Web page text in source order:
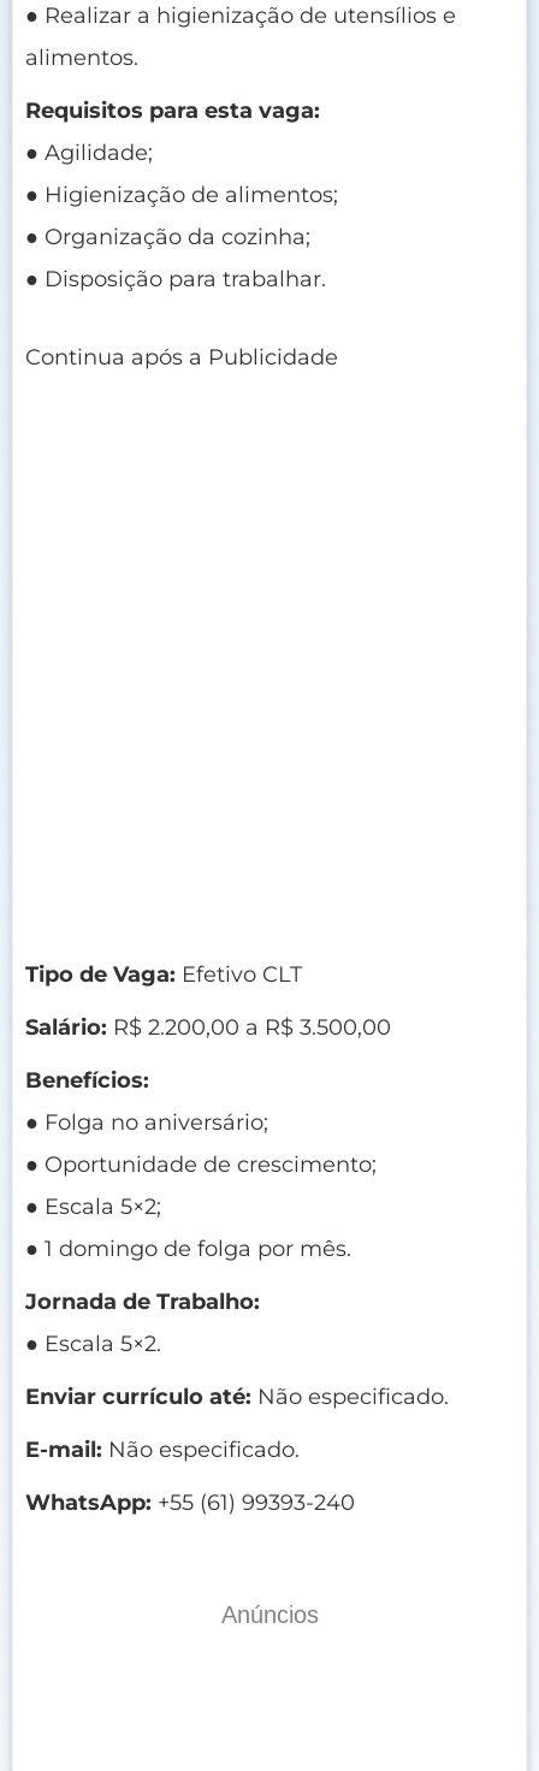
● Realizar a higienização de utensílios e
alimentos.
Requisitos para esta vaga:
● Agilidade;
● Higienização de alimentos;
● Organização da cozinha;
● Disposição para trabalhar.
Continua após a Publicidade
Tipo de Vaga: Efetivo CLT
Salário: R$ 2.200,00 a R$ 3.500,00
Benefícios:
● Folga no aniversário;
● Oportunidade de crescimento;
● Escala 5×2;
● 1 domingo de folga por mês.
Jornada de Trabalho:
● Escala 5×2.
Enviar currículo até: Não especificado.
E-mail: Não especificado.
WhatsApp: +55 (61) 99393-240
Anúncios